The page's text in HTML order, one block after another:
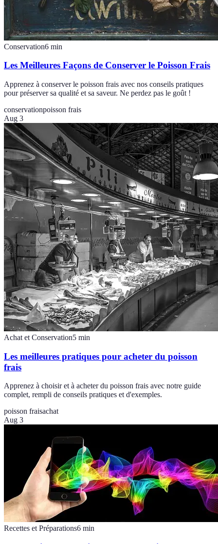
Conservation6 min
Les Meilleures Façons de Conserver le Poisson Frais
Apprenez à conserver le poisson frais avec nos conseils pratiques
pour préserver sa qualité et sa saveur. Ne perdez pas le goût !
conservationpoisson frais
Aug 3
Achat et Conservation5 min
Les meilleures pratiques pour acheter du poisson
frais
Apprenez à choisir et à acheter du poisson frais avec notre guide
complet, rempli de conseils pratiques et d'exemples.
poisson fraisachat
Aug 3
Recettes et Préparations6 min